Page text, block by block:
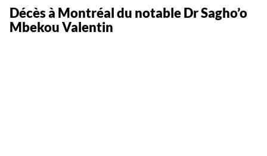
Décès à Montréal du notable Dr Sagho’o
Mbekou Valentin